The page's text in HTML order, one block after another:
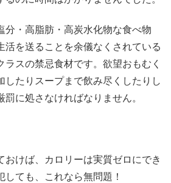
分・高脂肪・高炭水化物な食べ物
活を送ることを余儀なくされている
ラスの禁忌食材です。欲望おもむく
したりスープまで飲み尽くしたりし
に処さなければなりません。
おけば、カロリーは実質ゼロにでき
しても、これなら無問題！